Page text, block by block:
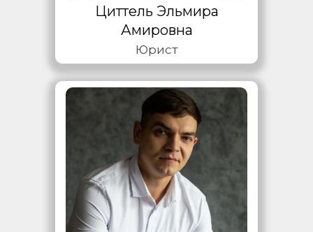
Циттель Эльмира
Амировна
Юрист